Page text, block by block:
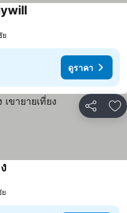
ดูราคา
ย
ดูราคา
แชร์ เ